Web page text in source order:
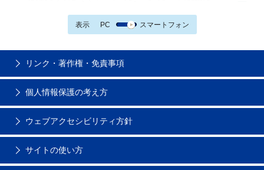
表示 PC スマートフォン
リンク・著作権・免責事項
個人情報保護の考え方
ウェブアクセシビリティ方針
サイトの使い方